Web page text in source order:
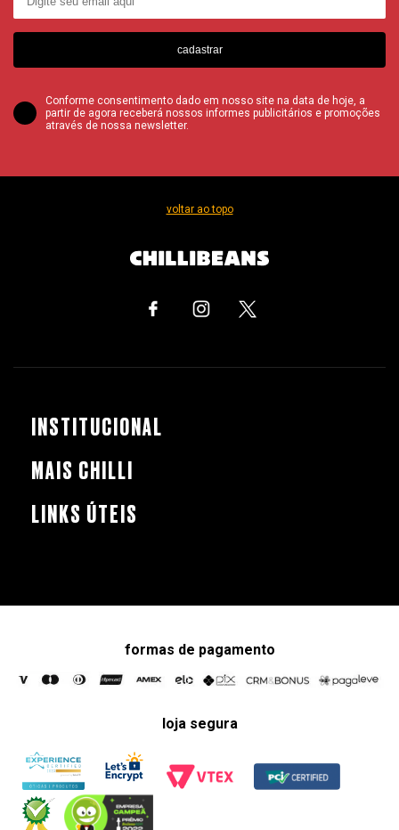
cadastrar
Conforme consentimento dado em nosso site na data de hoje, a
partir de agora receberá nossos informes publicitários e promoções
através de nossa newsletter.
voltar ao topo
INSTITUCIONAL
MAIS CHILLI
LINKS ÚTEIS
formas de pagamento
loja segura